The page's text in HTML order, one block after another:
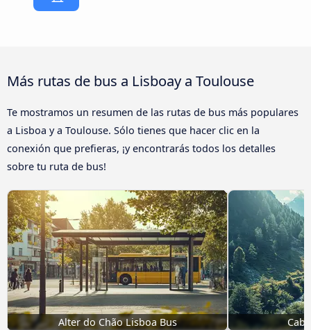
Más rutas de bus a Lisboay a Toulouse
Te mostramos un resumen de las rutas de bus más populares
a Lisboa y a Toulouse. Sólo tienes que hacer clic en la
conexión que prefieras, ¡y encontrarás todos los detalles
sobre tu ruta de bus!
Alter do Chão Lisboa Bus